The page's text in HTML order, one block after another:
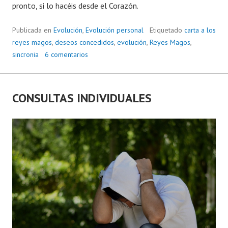
pronto, si lo hacéis desde el Corazón.
Publicada en Evolución, Evolución personal Etiquetado carta a los
reyes magos, deseos concedidos, evolución, Reyes Magos,
sincronia
6 comentarios
CONSULTAS INDIVIDUALES